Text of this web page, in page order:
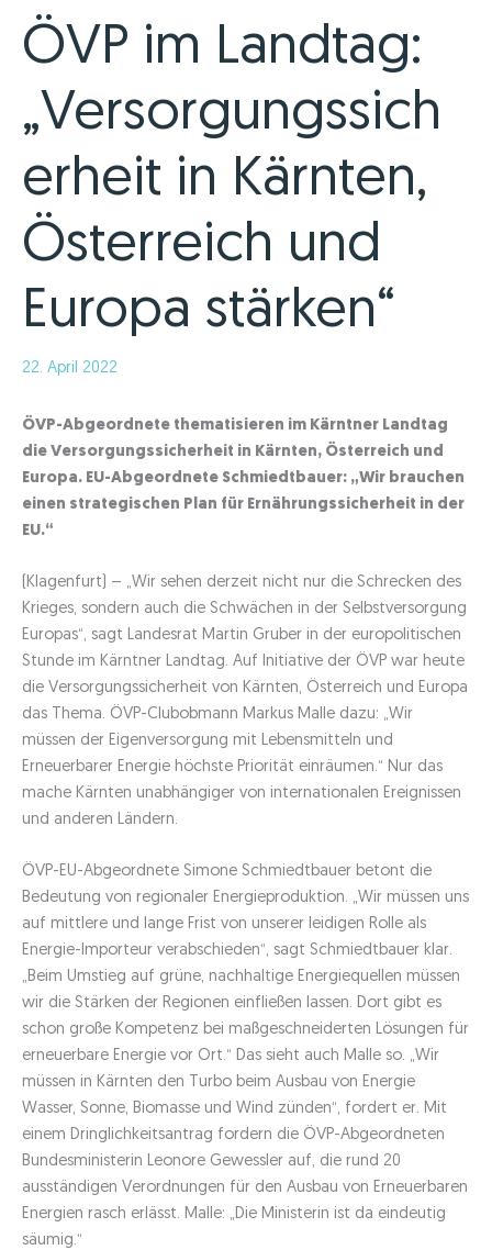
ÖVP im Landtag:
„Versorgungssich
erheit in Kärnten,
Österreich und
Europa stärken“
22. April 2022
ÖVP-Abgeordnete thematisieren im Kärntner Landtag
die Versorgungssicherheit in Kärnten, Österreich und
Europa. EU-Abgeordnete Schmiedtbauer: „Wir brauchen
einen strategischen Plan für Ernährungssicherheit in der
EU.“
(Klagenfurt) – „Wir sehen derzeit nicht nur die Schrecken des
Krieges, sondern auch die Schwächen in der Selbstversorgung
Europas“, sagt Landesrat Martin Gruber in der europolitischen
Stunde im Kärntner Landtag. Auf Initiative der ÖVP war heute
die Versorgungssicherheit von Kärnten, Österreich und Europa
das Thema. ÖVP-Clubobmann Markus Malle dazu: „Wir
müssen der Eigenversorgung mit Lebensmitteln und
Erneuerbarer Energie höchste Priorität einräumen.“ Nur das
mache Kärnten unabhängiger von internationalen Ereignissen
und anderen Ländern.
ÖVP-EU-Abgeordnete Simone Schmiedtbauer betont die
Bedeutung von regionaler Energieproduktion. „Wir müssen uns
auf mittlere und lange Frist von unserer leidigen Rolle als
Energie-Importeur verabschieden“, sagt Schmiedtbauer klar.
„Beim Umstieg auf grüne, nachhaltige Energiequellen müssen
wir die Stärken der Regionen einfließen lassen. Dort gibt es
schon große Kompetenz bei maßgeschneiderten Lösungen für
erneuerbare Energie vor Ort.“ Das sieht auch Malle so. „Wir
müssen in Kärnten den Turbo beim Ausbau von Energie
Wasser, Sonne, Biomasse und Wind zünden“, fordert er. Mit
einem Dringlichkeitsantrag fordern die ÖVP-Abgeordneten
Bundesministerin Leonore Gewessler auf, die rund 20
ausständigen Verordnungen für den Ausbau von Erneuerbaren
Energien rasch erlässt. Malle: „Die Ministerin ist da eindeutig
säumig.“